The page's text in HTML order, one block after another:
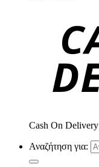
Cash On Delivery
Αναζήτηση για: